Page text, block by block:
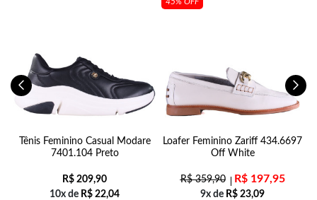
Tênis Feminino Casual Modare
7401.104 Preto
R$ 209,90
10x de R$ 22,04
Loafer Feminino Zariff 434.6697
Off White
R$359,90 R$197,95
9x de R$ 23,09